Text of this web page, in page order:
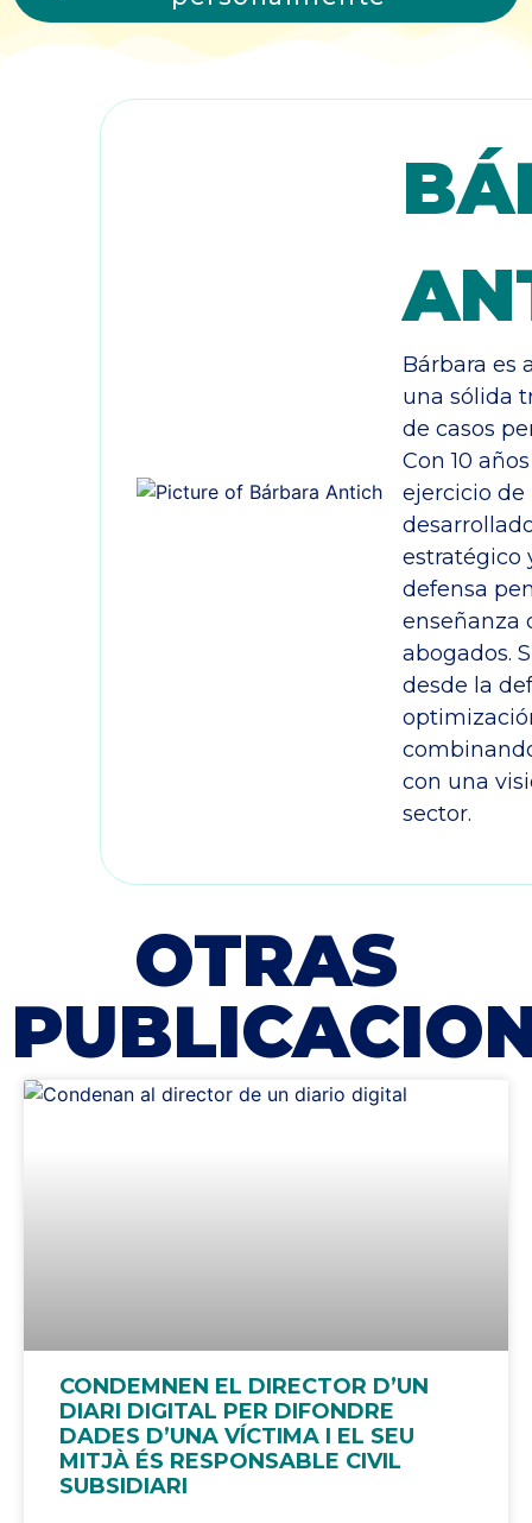
Bárbara es
una sólida
de casos
Con 10
ejercicio de
estratégico
defensa
enseñanza
abogados.
desde la
con una
sector.
OTRAS
CONDEMNEN EL DIRECTOR D’UN
DIARI DIGITAL PER DIFONDRE
DADES D’UNA VÍCTIMA I EL SEU
MITJÀ ÉS RESPONSABLE CIVIL
SUBSIDIARI